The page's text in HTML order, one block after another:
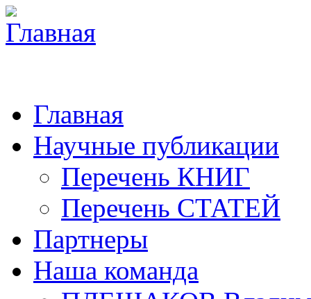
Главная
Научные публикации
Перечень КНИГ
Перечень СТАТЕЙ
Партнеры
Наша команда